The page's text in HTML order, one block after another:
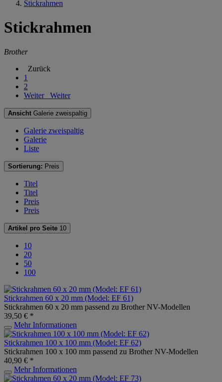
Stickrahmen
Stickrahmen
Brother
Zurück
1
2
Weiter
Weiter
Ansicht Galerie zweispaltig
Galerie zweispaltig
Galerie
Liste
Sortierung: Preis
Titel
Titel
Preis
Preis
Artikel pro Seite 10
10
20
50
100
Stickrahmen 60 x 20 mm (Model: EF 61)
Stickrahmen 60 x 20 mm passend zu Brother NV-Modellen
39,50 € *
Mehr Informationen
Stickrahmen 100 x 100 mm (Model: EF 62)
Stickrahmen 100 x 100 mm passend zu Brother NV-Modellen
40,90 € *
Mehr Informationen